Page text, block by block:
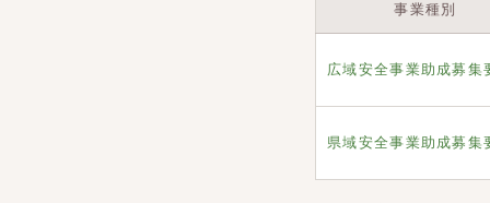
事業種別
広域安全事業助成募集
県域安全事業助成募集